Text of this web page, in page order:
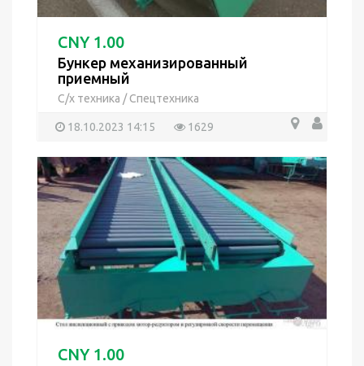
CNY 1.00
Бункер механизированный
приемный
С/х техника /Спецтехника
18.10.2023 14:15 1629
CNY 1.00